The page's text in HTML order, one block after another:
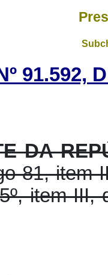
91.592,
DA
81, item
item III,